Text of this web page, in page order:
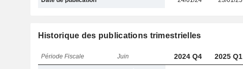
Historique des publications trimestrielles
Période Fiscale Juin 2024 Q4 2025 Q1